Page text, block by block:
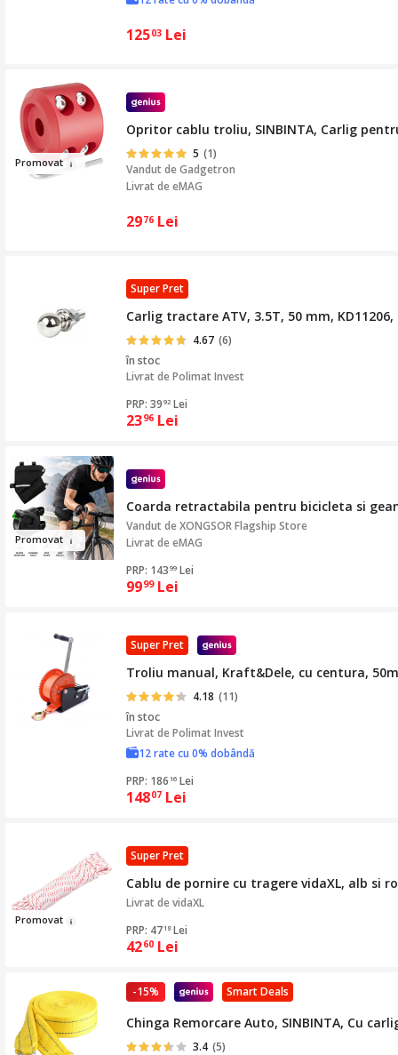
12503 Lei
Promovat
Opritor cablu troliu, SINBINTA, Carlig
5 (1)
Vandut deGadgetron
Livrat de eMAG
2976 Lei
Super Pret
Carlig tractare ATV, 3.5T, 50 mm,
4.67 (6)
în stoc
Livrat dePolimat Invest
PRP: 39 92 Lei
2396 Lei
Promovat
Coarda retractabila pentru bicicleta si
Vandut deXONGSOR Flagship Store
Livrat de eMAG
PRP: 143 99 Lei
9999 Lei
Super Pret
Troliu manual, Kraft&Dele, cu centura,
4.18 (11)
în stoc
Livrat dePolimat Invest
12 rate cu 0% dobândă
PRP: 186 16 Lei
14807 Lei
Promovat
Super Pret
Cablu de pornire cu tragere vidaXL, alb si
Livrat devidaXL
PRP: 4718 Lei
4260 Lei
Smart Deals
-15%
Chinga Remorcare Auto, SINBINTA, Cu
3.4 (5)